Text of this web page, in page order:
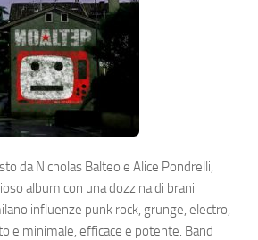
da Nicholas Balteo e Alice Pondrelli,
album con una dozzina di brani
influenze punk rock, grunge, electro,
e minimale, efficace e potente. Band